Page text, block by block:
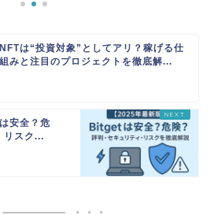
NFTは“投資対象”としてアリ？稼げる仕
組みと注目のプロジェクトを徹底解...
安全？危
リスク...